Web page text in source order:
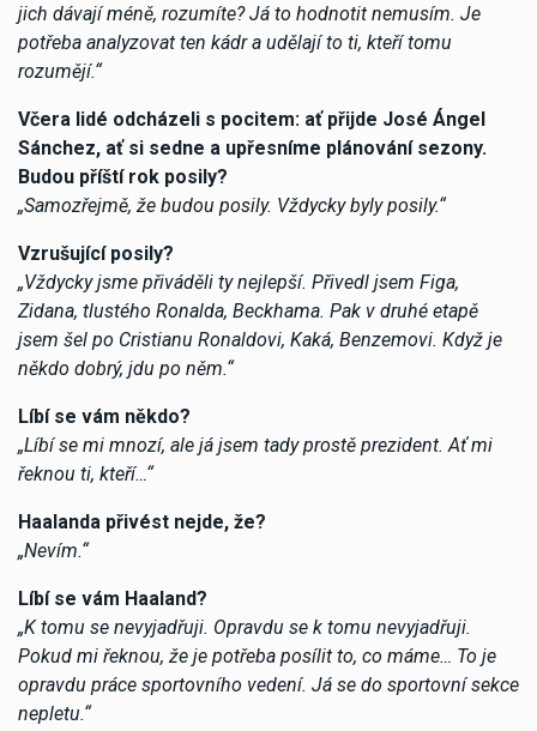
jich dávají méně, rozumíte? Já to hodnotit nemusím. Je
potřeba analyzovat ten kádr a udělají to ti, kteří tomu
rozumějí.“
Včera lidé odcházeli s pocitem: ať přijde José Ángel
Sánchez, ať si sedne a upřesníme plánování sezony.
Budou příští rok posily?
„Samozřejmě, že budou posily. Vždycky byly posily.“
Vzrušující posily?
„Vždycky jsme přiváděli ty nejlepší. Přivedl jsem Figa,
Zidana, tlustého Ronalda, Beckhama. Pak v druhé etapě
jsem šel po Cristianu Ronaldovi, Kaká, Benzemovi. Když je
někdo dobrý, jdu po něm.“
Líbí se vám někdo?
„Líbí se mi mnozí, ale já jsem tady prostě prezident. Ať mi
řeknou ti, kteří…“
Haalanda přivést nejde, že?
„Nevím.“
Líbí se vám Haaland?
„K tomu se nevyjadřuji. Opravdu se k tomu nevyjadřuji.
Pokud mi řeknou, že je potřeba posílit to, co máme… To je
opravdu práce sportovního vedení. Já se do sportovní sekce
nepletu.“